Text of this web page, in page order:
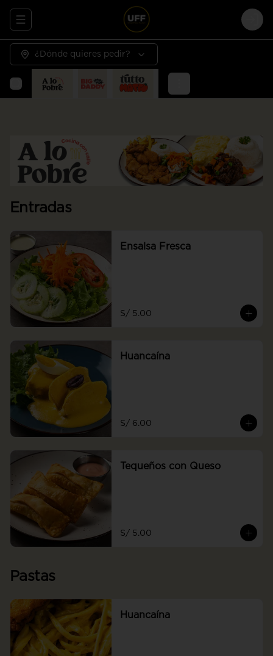
Abrir menu de navegación
¿Dónde quieres pedir?
Entradas
Ensalsa Fresca
S/ 5.00
Huancaína
S/ 6.00
Tequeños con Queso
S/ 5.00
Pastas
Huancaína